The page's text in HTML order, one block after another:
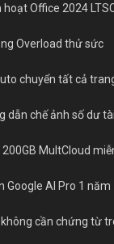
Office 2024
Overload thử sức
chuyển tất cả
dẫn chế ảnh số dư tài
MultCloud
Google AI Pro 1 năm
cần chứng từ